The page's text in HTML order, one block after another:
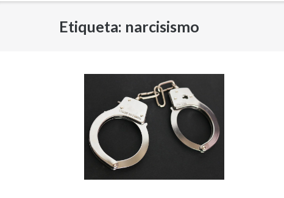
Etiqueta: narcisismo